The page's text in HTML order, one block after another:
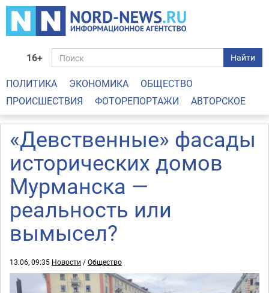
16+ Найти
ПОЛИТИКА ЭКОНОМИКА
ОБЩЕСТВО
ПРОИСШЕСТВИЯ
ФОТОРЕПОРТАЖИ АВТОРСКОЕ
«Девственные» фасады
исторических домов
Мурманска —
реальность или
вымысел?
13.06, 09:35 Новости /Общество